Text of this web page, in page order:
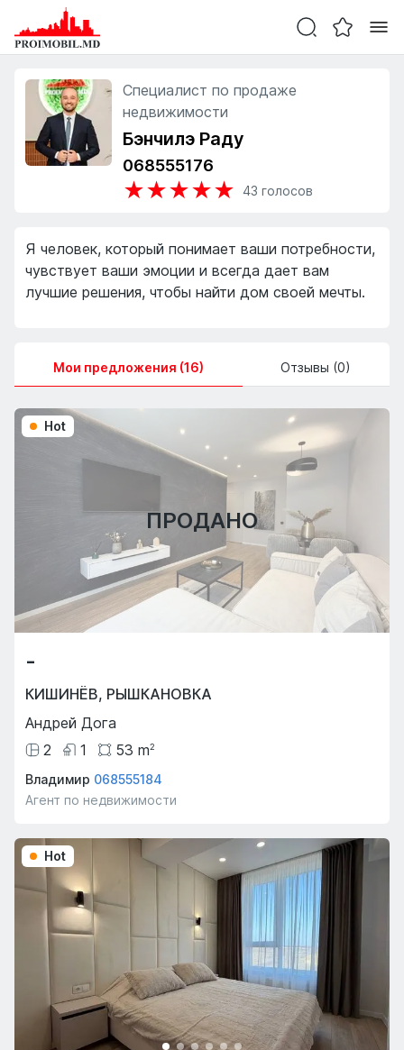
Специалист по продаже
недвижимости
Бэнчилэ Раду
068555176
★
★
★
★
★ 43 голосов
Я человек, который понимает ваши потребности,
чувствует ваши эмоции и всегда дает вам
лучшие решения, чтобы найти дом своей мечты.
Мои предложения (16) Отзывы (0)
ПРОДАНО
Hot
-
КИШИНЁВ, РЫШКАНОВКА
Андрей Дога
2
1 53 m2
Владимир 068555184
Агент по недвижимости
Hot